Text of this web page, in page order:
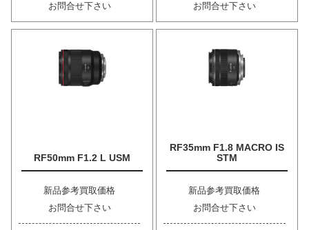
お問合せ下さい
お問合せ下さい
RF50mm F1.2 L USM
新品参考買取価格
お問合せ下さい
RF35mm F1.8 MACRO IS
STM
新品参考買取価格
お問合せ下さい